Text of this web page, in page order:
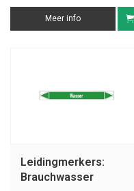
Meer info
Leidingmerkers:
Brauchwasser